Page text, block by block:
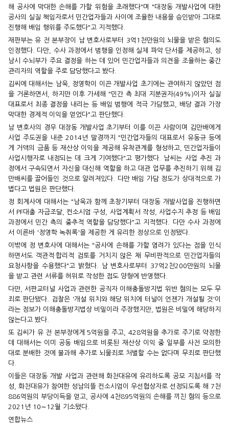
해 공사에 막대한 손해를 가할 위험을 초래했다"며 "대장동 개발사업에 대한
공사의 실질 책임자로서 민간업자들과 사이에 조율한 내용을 승인받아 그대로
진행해 배임 행위를 주도했다"고 지적했다.
재판부는 유 전 본부장이 남 변호사로부터 3억1천만원의 뇌물을 받은 혐의도
인정했다. 다만, 수사 과정에서 범행을 인정해 실체 파악 단서를 제공하고, 성
남시 수뇌부가 주요 결정을 하는 데 있어 민간업자들과 의견을 조율하는 중간
관리자의 역할을 주로 담당했다고 봤다.
김씨에 대해서는 남욱, 정영학이 이끈 개발사업 초기에는 관여하지 않았던 점
을 거론하면서, 하지만 이후 가세해 "민간 측 최대 지분권자(49%)이자 실질
대표로서 최종 결정을 내리는 등 배임 범행에 적극 가담했고, 배당 결과 가장
막대한 경제적 이익을 얻었다"고 판단했다.
남 변호사의 경우 대장동 개발사업 초기부터 이를 이끈 사람이며 김만배에게
사업 주도권을 내준 2014년 말경까지 "민간업자들의 대표로서 유동규 등에
게 거액의 금품 등 재산상 이익을 제공해 유착관계를 형성하고, 민간업자들이
사업시행자로 내정되는 데 크게 기여했다"고 평가했다. 남씨는 사업 추진 과
정에서 구속되면서 자신을 대신해 역할을 하고 대관 업무를 추진하기 위해 김
만배씨를 끌어들인 것으로 알려져있다. 다만 배임 가담 정도가 상대적으로 가
볍다고 법원은 판단했다.
정 회계사에 대해서는 "남욱과 함께 초창기부터 대장동 개발사업을 진행하면
서 PF대출 자금조달, 컨소시엄 구성, 사업계획서 작성, 사업수지 추정 등 배임
과정에서 민간 측의 중추적 역할을 담당했다"고 지적했다. 다만 수사 과정에
서 이른바 '정영학 녹취록'을 제공한 게 유리한 정상으로 인정됐다.
이밖에 정 변호사에 대해서는 "공사에 손해를 가할 염려가 있다는 점을 인식
하면서도 객관적·합리적 검토를 거치지 않은 채 무비판적으로 민간업자들의
요청사항을 수용했다"고 밝혔다. 남 변호사로부터 37억2천200만원의 뇌물
을 받고 관련 서류를 허위로 작성한 점도 양형에 반영했다.
다만, 서판교터널 사업과 관련한 공직자 이해충돌방지법 위반 혐의는 모두 무
죄로 판단됐다. 검찰은 '개설 위치와 해당 위치에 터널이 언젠가 개설될 것'이
라는 정보가 이해충돌방지법상 비밀이라 주장했지만, 법원은 비밀에 해당하지
않는다고 봤다.
또 김씨가 유 전 본부장에게 5억원을 주고, 428억원을 추가로 주기로 약정한
데 대해서는 이미 공동 배임으로 비롯된 재산상 이익 중 일부를 사전 모의한
대로 분배한 것에 불과해 추가로 뇌물죄로 처벌할 수는 없다며 무죄로 판단했
다.
이들은 대장동 개발 사업과 관련해 화천대유에 유리하도록 공모 지침서를 작
성, 화천대유가 참여한 성남의뜰 컨소시엄이 우선협상자로 선정되도록 해 7천
886억원의 부당이득을 얻고, 공사에 4천895억원의 손해를 끼친 혐의 등으로
2021년 10∼12월 기소됐다.
연합뉴스